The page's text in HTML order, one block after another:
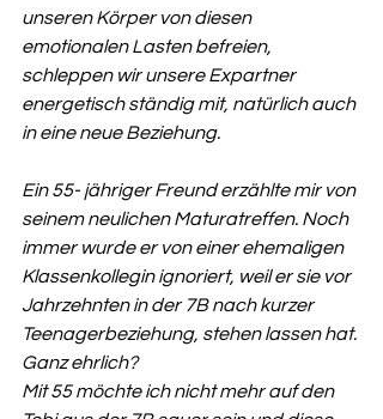
unseren Körper von diesen
emotionalen Lasten befreien,
schleppen wir unsere Expartner
energetisch ständig mit, natürlich auch
in eine neue Beziehung.
Ein 55- jähriger Freund erzählte mir von
seinem neulichen Maturatreffen. Noch
immer wurde er von einer ehemaligen
Klassenkollegin ignoriert, weil er sie vor
Jahrzehnten in der 7B nach kurzer
Teenagerbeziehung, stehen lassen hat.
Ganz ehrlich?
Mit 55 möchte ich nicht mehr auf den